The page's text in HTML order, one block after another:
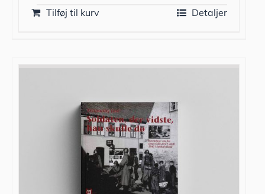
Tilføj til kurv Detaljer